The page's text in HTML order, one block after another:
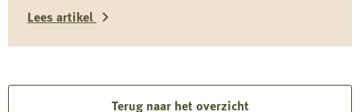
wolvenstroperij
onderdeel zijn van het predatiedebat. Voor kwetsbare
Lees artikel
Terug naar het overzicht